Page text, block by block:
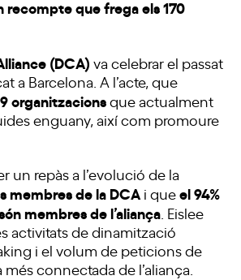
recompte que frega els 170
(DCA) va celebrar el passat
a Barcelona. A l’acte, que
organitzacionsque actualment
enguany, així com promoure
un repàs a l’evolució de la
membres de la DCA i queel 94%
membres de l’aliança . Eislee
activitats de dinamització
i el volum de peticions de
connectada de l’aliança.